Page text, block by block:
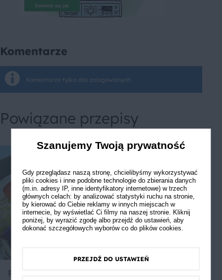
Komentarze
Komentarze tylko dla zalogowanych
Powiązane przepisy
Pizza z pomidorami i jajem
Szanujemy Twoją prywatność
Gdy przeglądasz naszą stronę, chcielibyśmy wykorzystywać
pliki cookies i inne podobne technologie do zbierania danych
(m.in. adresy IP, inne identyfikatory internetowe) w trzech
głównych celach: by analizować statystyki ruchu na stronie,
by kierować do Ciebie reklamy w innych miejscach w
internecie, by wyświetlać Ci filmy na naszej stronie. Kliknij
poniżej, by wyrazić zgodę albo przejdź do ustawień, aby
dokonać szczegółowych wyborów co do plików cookies.
PRZEJDŹ DO USTAWIEŃ